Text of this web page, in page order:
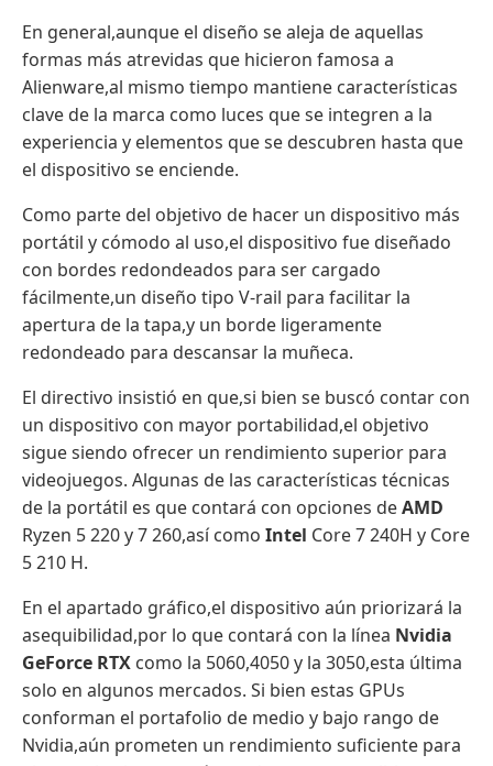
En general,aunque el diseño se aleja de aquellas
formas más atrevidas que hicieron famosa a
Alienware,al mismo tiempo mantiene características
clave de la marca como luces que se integren a la
experiencia y elementos que se descubren hasta que
el dispositivo se enciende.
Como parte del objetivo de hacer un dispositivo más
portátil y cómodo al uso,el dispositivo fue diseñado
con bordes redondeados para ser cargado
fácilmente,un diseño tipo V-rail para facilitar la
apertura de la tapa,y un borde ligeramente
redondeado para descansar la muñeca.
El directivo insistió en que,si bien se buscó contar con
un dispositivo con mayor portabilidad,el objetivo
sigue siendo ofrecer un rendimiento superior para
videojuegos. Algunas de las características técnicas
de la portátil es que contará con opciones deAMD
Ryzen 5 220 y 7 260,así como Intel Core 7 240H y Core
5 210 H.
En el apartado gráfico,el dispositivo aún priorizará la
asequibilidad,por lo que contará con la línea Nvidia
GeForce RTX como la 5060,4050 y la 3050,esta última
solo en algunos mercados. Si bien estas GPUs
conforman el portafolio de medio y bajo rango de
Nvidia,aún prometen un rendimiento suficiente para